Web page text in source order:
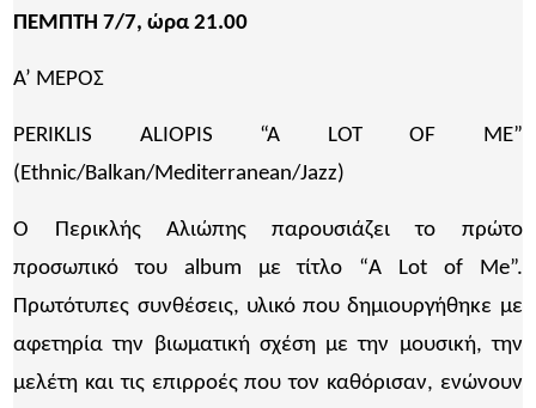
ΠΕΜΠΤΗ 7/7, ώρα 21.00
Α’ ΜΕΡΟΣ
PERIKLIS ALIOPIS “A LOT OF ME”
(Ethnic/Balkan/Mediterranean/Jazz)
O Περικλής Αλιώπης παρουσιάζει το πρώτο
προσωπικό του album με τίτλο “A Lot of Me”.
Πρωτότυπες συνθέσεις, υλικό που δημιουργήθηκε με
αφετηρία την βιωματική σχέση με την μουσική, την
μελέτη και τις επιρροές που τον καθόρισαν, ενώνουν